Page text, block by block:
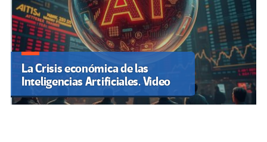
La Crisis económica de las
Inteligencias Artificiales. Video